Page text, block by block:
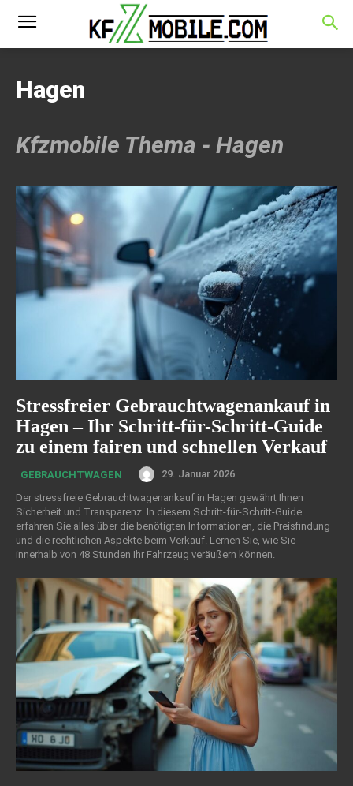
Hagen
Kfzmobile Thema - Hagen
Stressfreier Gebrauchtwagenankauf in
Hagen – Ihr Schritt-für-Schritt-Guide
zu einem fairen und schnellen Verkauf
GEBRAUCHTWAGEN
29. Januar 2026
Der stressfreie Gebrauchtwagenankauf in Hagen gewährt Ihnen
Sicherheit und Transparenz. In diesem Schritt-für-Schritt-Guide
erfahren Sie alles über die benötigten Informationen, die Preisfindung
und die rechtlichen Aspekte beim Verkauf. Lernen Sie, wie Sie
innerhalb von 48 Stunden Ihr Fahrzeug veräußern können.